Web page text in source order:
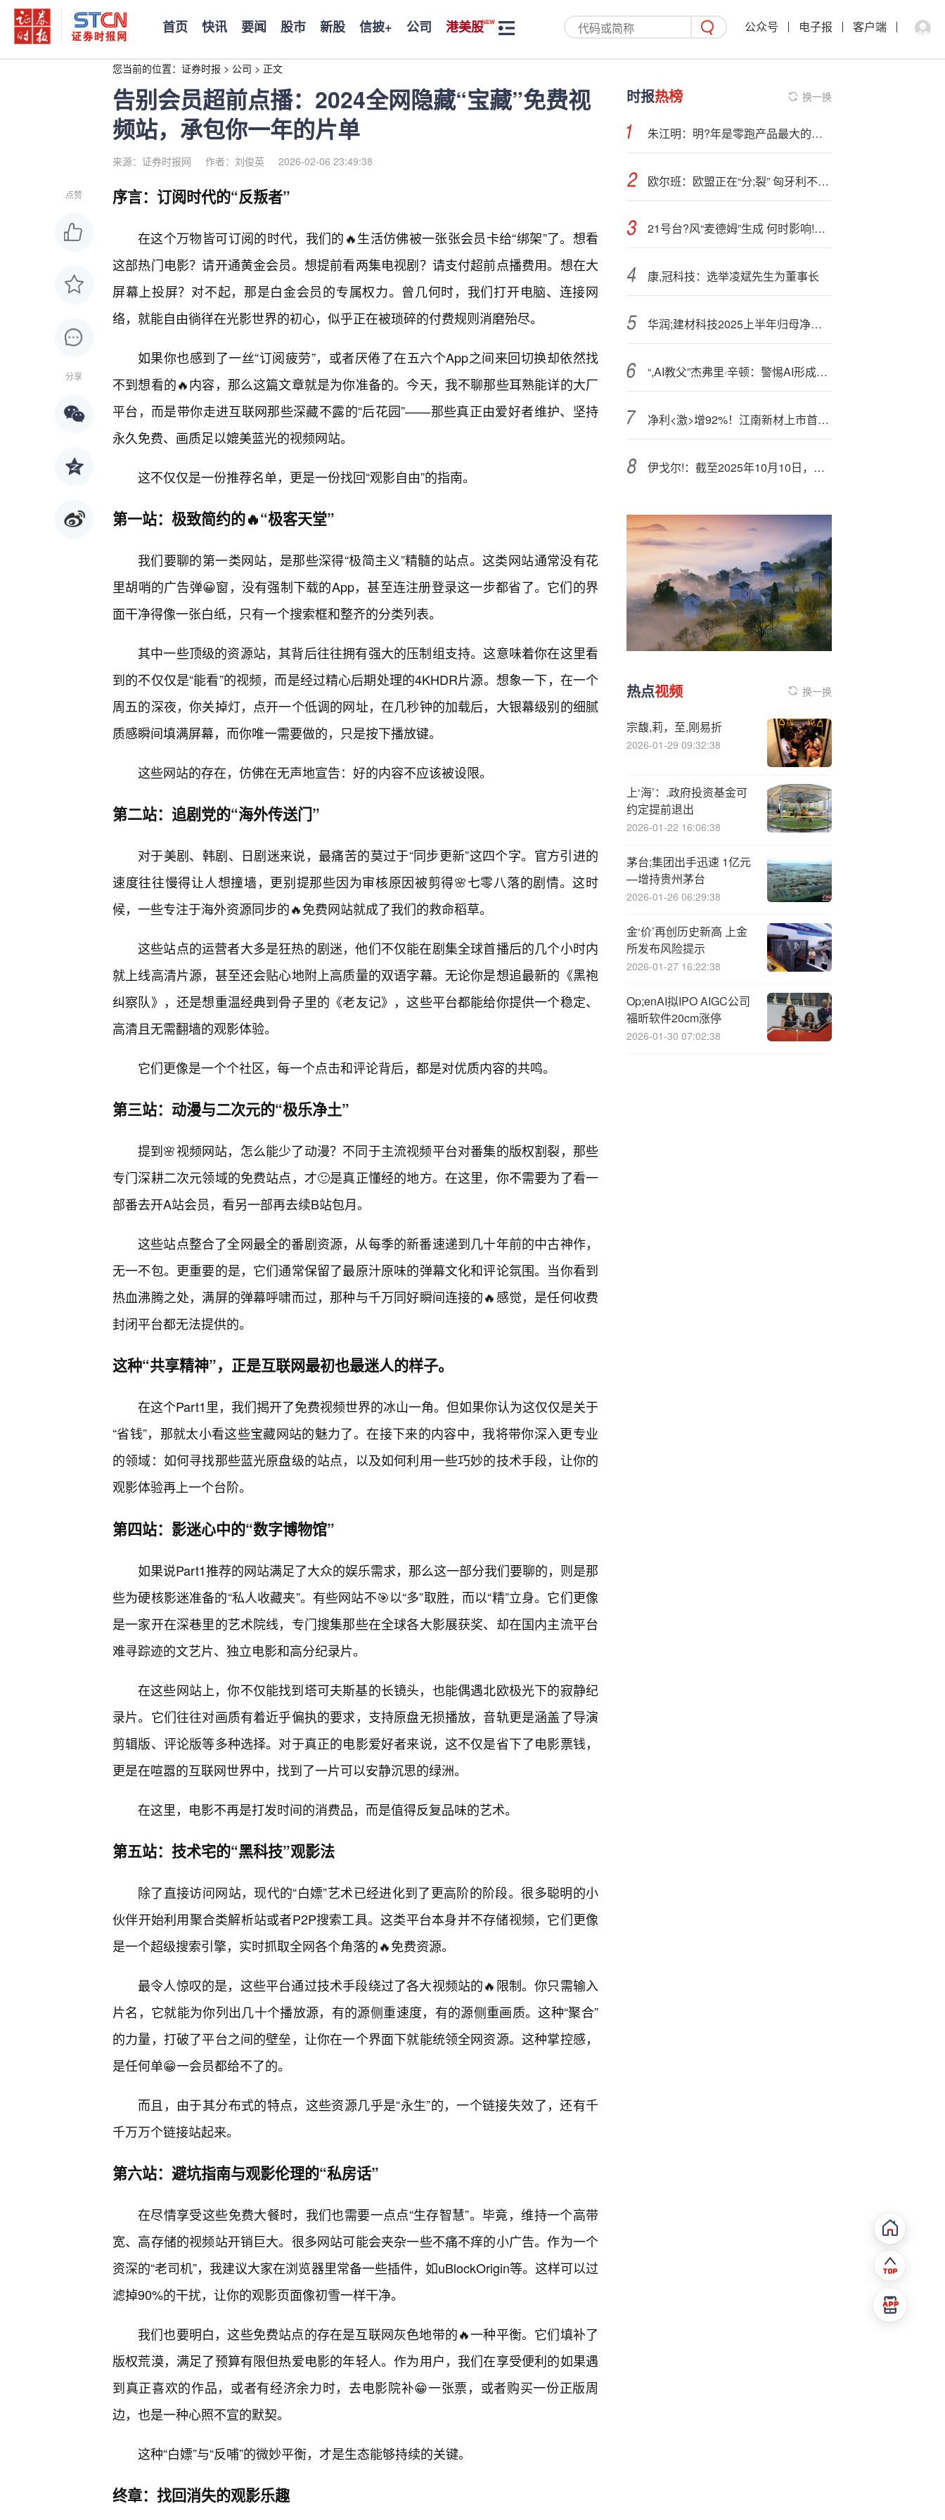
首页 快讯 要闻 股市 新股 信披+ 公司 港美股 公众号 电子报 客户端
您当前的位置： 证券时报 > 公司 > 正文
告别会员超前点播：2024全网隐藏“宝藏”免费视
频站，承包你一年的片单
来源：证券时报网 作者：刘俊英 2026-02-06 23:49:38
点赞
分享
序言：订阅时代的“反叛者”
在这个万物皆可订阅的时代，我们的🔥生活仿佛被一张张会员卡给“绑架”了。想看
这部热门电影？请开通黄金会员。想提前看两集电视剧？请支付超前点播费用。想在大
屏幕上投屏？对不起，那是白金会员的专属权力。曾几何时，我们打开电脑、连接网
络，就能自由徜徉在光影世界的初心，似乎正在被琐碎的付费规则消磨殆尽。
如果你也感到了一丝“订阅疲劳”，或者厌倦了在五六个App之间来回切换却依然找
不到想看的🔥内容，那么这篇文章就是为你准备的。今天，我不聊那些耳熟能详的大厂
平台，而是带你走进互联网那些深藏不露的“后花园”——那些真正由爱好者维护、坚持
永久免费、画质足以媲美蓝光的视频网站。
这不仅仅是一份推荐名单，更是一份找回“观影自由”的指南。
第一站：极致简约的🔥“极客天堂”
我们要聊的第一类网站，是那些深得“极简主义”精髓的站点。这类网站通常没有花
里胡哨的广告弹😀窗，没有强制下载的App，甚至连注册登录这一步都省了。它们的界
面干净得像一张白纸，只有一个搜索框和整齐的分类列表。
其中一些顶级的资源站，其背后往往拥有强大的压制组支持。这意味着你在这里看
到的不仅仅是“能看”的视频，而是经过精心后期处理的4KHDR片源。想象一下，在一个
周五的深夜，你关掉灯，点开一个低调的网址，在几秒钟的加载后，大银幕级别的细腻
质感瞬间填满屏幕，而你唯一需要做的，只是按下播放键。
这些网站的存在，仿佛在无声地宣告：好的内容不应该被设限。
第二站：追剧党的“海外传送门”
对于美剧、韩剧、日剧迷来说，最痛苦的莫过于“同步更新”这四个字。官方引进的
速度往往慢得让人想撞墙，更别提那些因为审核原因被剪得🌸七零八落的剧情。这时
候，一些专注于海外资源同步的🔥免费网站就成了我们的救命稻草。
这些站点的运营者大多是狂热的剧迷，他们不仅能在剧集全球首播后的几个小时内
就上线高清片源，甚至还会贴心地附上高质量的双语字幕。无论你是想追最新的《黑袍
纠察队》，还是想重温经典到骨子里的《老友记》，这些平台都能给你提供一个稳定、
高清且无需翻墙的观影体验。
它们更像是一个个社区，每一个点击和评论背后，都是对优质内容的共鸣。
第三站：动漫与二次元的“极乐净土”
提到🌸视频网站，怎么能少了动漫？不同于主流视频平台对番集的版权割裂，那些
专门深耕二次元领域的免费站点，才🙂是真正懂经的地方。在这里，你不需要为了看一
部番去开A站会员，看另一部再去续B站包月。
这些站点整合了全网最全的番剧资源，从每季的新番速递到几十年前的中古神作，
无一不包。更重要的是，它们通常保留了最原汁原味的弹幕文化和评论氛围。当你看到
热血沸腾之处，满屏的弹幕呼啸而过，那种与千万同好瞬间连接的🔥感觉，是任何收费
封闭平台都无法提供的。
这种“共享精神”，正是互联网最初也最迷人的样子。
在这个Part1里，我们揭开了免费视频世界的冰山一角。但如果你认为这仅仅是关于
“省钱”，那就太小看这些宝藏网站的魅力了。在接下来的内容中，我将带你深入更专业
的领域：如何寻找那些蓝光原盘级的站点，以及如何利用一些巧妙的技术手段，让你的
观影体验再上一个台阶。
第四站：影迷心中的“数字博物馆”
如果说Part1推荐的网站满足了大众的娱乐需求，那么这一部分我们要聊的，则是那
些为硬核影迷准备的“私人收藏夹”。有些网站不🎯以“多”取胜，而以“精”立身。它们更像
是一家开在深巷里的艺术院线，专门搜集那些在全球各大影展获奖、却在国内主流平台
难寻踪迹的文艺片、独立电影和高分纪录片。
在这些网站上，你不仅能找到塔可夫斯基的长镜头，也能偶遇北欧极光下的寂静纪
录片。它们往往对画质有着近乎偏执的要求，支持原盘无损播放，音轨更是涵盖了导演
剪辑版、评论版等多种选择。对于真正的电影爱好者来说，这不仅是省下了电影票钱，
更是在喧嚣的互联网世界中，找到了一片可以安静沉思的绿洲。
在这里，电影不再是打发时间的消费品，而是值得反复品味的艺术。
第五站：技术宅的“黑科技”观影法
除了直接访问网站，现代的“白嫖”艺术已经进化到了更高阶的阶段。很多聪明的小
伙伴开始利用聚合类解析站或者P2P搜索工具。这类平台本身并不存储视频，它们更像
是一个超级搜索引擎，实时抓取全网各个角落的🔥免费资源。
最令人惊叹的是，这些平台通过技术手段绕过了各大视频站的🔥限制。你只需输入
片名，它就能为你列出几十个播放源，有的源侧重速度，有的源侧重画质。这种“聚合”
的力量，打破了平台之间的壁垒，让你在一个界面下就能统领全网资源。这种掌控感，
是任何单😁一会员都给不了的。
而且，由于其分布式的特点，这些资源几乎是“永生”的，一个链接失效了，还有千
千万万个链接站起来。
第六站：避坑指南与观影伦理的“私房话”
在尽情享受这些免费大餐时，我们也需要一点点“生存智慧”。毕竟，维持一个高带
宽、高存储的视频站开销巨大。很多网站可能会夹杂一些不痛不痒的小广告。作为一个
资深的“老司机”，我建议大家在浏览器里常备一些插件，如uBlockOrigin等。这样可以过
滤掉90%的干扰，让你的观影页面像初雪一样干净。
我们也要明白，这些免费站点的存在是互联网灰色地带的🔥一种平衡。它们填补了
版权荒漠，满足了预算有限但热爱电影的年轻人。作为用户，我们在享受便利的如果遇
到真正喜欢的作品，或者有经济余力时，去电影院补😁一张票，或者购买一份正版周
边，也是一种心照不宣的默契。
这种“白嫖”与“反哺”的微妙平衡，才是生态能够持续的关键。
终章：找回消失的观影乐趣
时报热榜 换一换
朱江明：明?年是零跑产品最大的一年，D 系列将有 2-3 款产品问世
欧尔班：欧盟正在“分;裂” 匈牙利不应采用欧元
21号台?风“麦德姆”生成 何时影响!我国？
康,冠科技：选举凌斌先生为董事长
华润;建材科技2025上半年归母净利润3.07亿元 同比增长85%
“,AI教父”杰弗里·辛顿：警惕AI形成自我生存意识！
净利<激>增92%！江南新材上市首年交出的高增长答卷
伊戈尔!：截至2025年10月10日，公司股东总户数为29897户
热点视频 换一换
宗馥,莉，至,刚易折
2026-01-29 09:32:38
上‘海’：.政府投资基金可
约定提前退出
2026-01-22 16:06:38
茅台;集团出手迅速 1亿元
—增持贵州茅台
2026-01-26 06:29:38
金‘价’再创历史新高 上金
所发布风险提示
2026-01-27 16:22:38
Op;enAI拟IPO AIGC公司
福昕软件20cm涨停
2026-01-30 07:02:38